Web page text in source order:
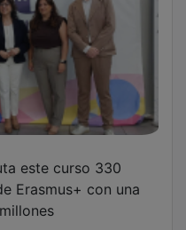
este curso 330
Erasmus+ con una